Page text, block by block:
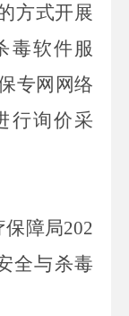
方式开展
毒软件服
专网网络
行询价采
保障局202
全与杀毒